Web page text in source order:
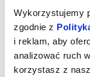
Wykorzystujemy
zgodnie z
i reklam, aby
analizować ruch
korzystasz z